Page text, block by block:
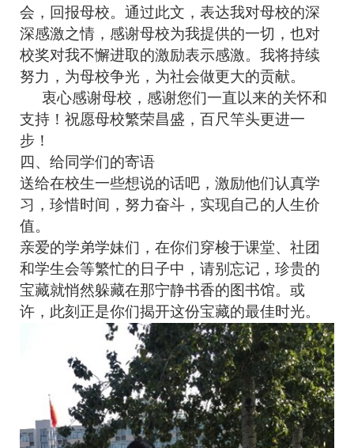
会，回报母校。通过此文，表达我对母校的深
深感激之情，感谢母校为我提供的一切，也对
校奖对我不懈进取的激励表示感激。我将持续
努力，为母校争光，为社会做更大的贡献。
衷心感谢母校，感谢您们一直以来的关怀和
支持！祝愿母校繁荣昌盛，百尺竿头更进一
步！
四、给同学们的寄语
送给在校生一些想说的话吧，激励他们认真学
习，珍惜时间，努力奋斗，实现自己的人生价
值。
亲爱的学弟学妹们，在你们穿梭于课堂、社团
和学生会等繁忙的日子中，请别忘记，珍贵的
宝藏就悄然躲藏在那宁静书香的图书馆。或
许，此刻正是你们揭开这份宝藏的最佳时光。